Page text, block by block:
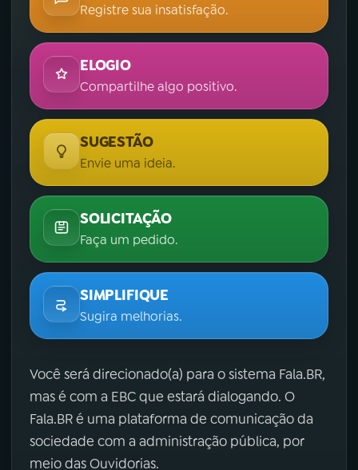
Registre sua insatisfação.
ELOGIO
Compartilhe algo positivo.
SUGESTÃO
Envie uma ideia.
SOLICITAÇÃO
Faça um pedido.
SIMPLIFIQUE
Sugira melhorias.
Você será direcionado(a) para o sistema Fala.BR,
mas é com a EBC que estará dialogando. O
Fala.BR é uma plataforma de comunicação da
sociedade com a administração pública, por
meio das Ouvidorias.